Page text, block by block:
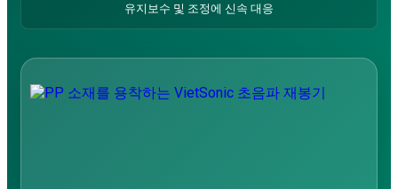
유지보수 및 조정에 신속 대응